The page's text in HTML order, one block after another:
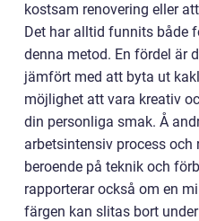
kostsam renovering eller
Det har alltid funnits både
denna metod. En fördel är
jämfört med att byta ut
möjlighet att vara kreativ
din personliga smak. Å
arbetsintensiv process och
beroende på teknik och
rapporterar också om en
färgen kan slitas bort